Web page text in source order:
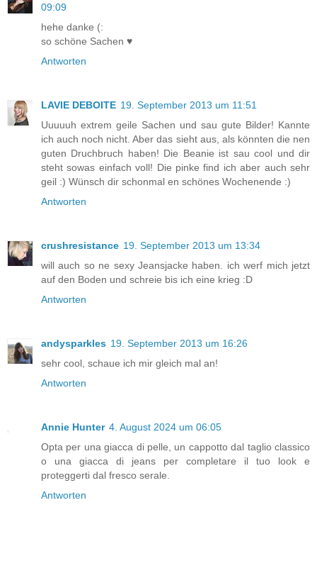
09:09
hehe danke (:
so schöne Sachen ♥
Antworten
LAVIE DEBOITE 19. September 2013 um 11:51
Uuuuuh extrem geile Sachen und sau gute Bilder! Kannte
ich auch noch nicht. Aber das sieht aus, als könnten die nen
guten Druchbruch haben! Die Beanie ist sau cool und dir
steht sowas einfach voll! Die pinke find ich aber auch sehr
geil :) Wünsch dir schonmal en schönes Wochenende :)
Antworten
crushresistance 19. September 2013 um 13:34
will auch so ne sexy Jeansjacke haben. ich werf mich jetzt
auf den Boden und schreie bis ich eine krieg :D
Antworten
andysparkles 19. September 2013 um 16:26
sehr cool, schaue ich mir gleich mal an!
Antworten
Annie Hunter 4. August 2024 um 06:05
Opta per una giacca di pelle, un cappotto dal taglio classico
o una giacca di jeans per completare il tuo look e
proteggerti dal fresco serale.
Antworten